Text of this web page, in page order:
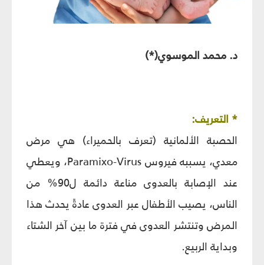
د. محمد الموسوي(*)
* التعريف:
الحصبة الألمانية (تعرف بالحميراء) هي مرض
معدي، يسببه فيروس Paramixo-Virus، ويعطي
عند الإصابة بالعدوى مناعة دائمة ل90% من
الناس، يصيب الأطفال عبر العدوى عادةً يحدث هذا
المرض وتنتشر العدوى في فترة ما بين آخر الشتاء
وبداية الربيع.